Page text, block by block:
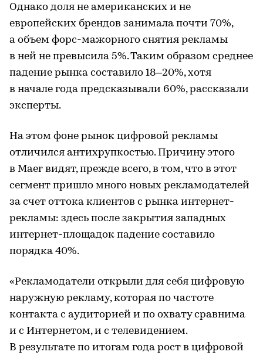
Однако доля не американских и не
европейских брендов занимала почти 70%,
а объем форс-мажорного снятия рекламы
в ней не превысила 5%. Таким образом среднее
падение рынка составило 18–20%, хотя
в начале года предсказывали 60%, рассказали
эксперты.
На этом фоне рынок цифровой рекламы
отличился антихрупкостью. Причину этого
в Maer видят, прежде всего, в том, что в этот
сегмент пришло много новых рекламодателей
за счет оттока клиентов с рынка интернет-
рекламы: здесь после закрытия западных
интернет-площадок падение составило
порядка 40%.
«Рекламодатели открыли для себя цифровую
наружную рекламу, которая по частоте
контакта с аудиторией и по охвату сравнима
и с Интернетом, и с телевидением.
В результате по итогам года рост в цифровой